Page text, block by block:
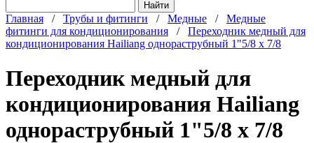
Главная / Трубы и фитинги / Медные / Медные
фитинги для кондиционирования / Переходник медный для
кондиционирования Hailiang однораструбный 1"5/8 х 7/8
Переходник медный для
кондиционирования Hailiang
однораструбный 1"5/8 х 7/8